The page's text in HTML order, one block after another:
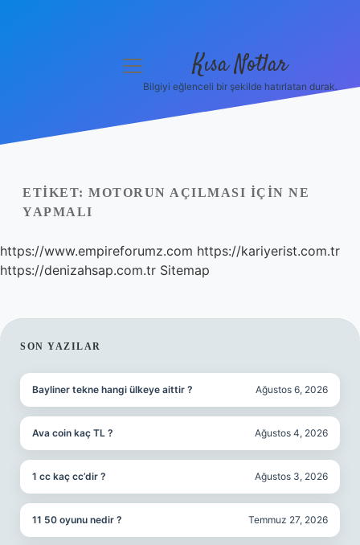
Yasal Uyarı
Hakkımızda
menüyü
Kısa Notlar
Bilgiyi eğlenceli bir şekilde hatırlatan durak.
ETIKET: MOTORUN AÇILMASI IÇIN NE
YAPMALI
https://www.empireforumz.com https://kariyerist.com.tr
https://denizahsap.com.tr Sitemap
SIDEBAR
SON YAZILAR
Bayliner tekne hangi ülkeye aittir ? Ağustos 6, 2026
Ava coin kaç TL ? Ağustos 4, 2026
1 cc kaç cc’dir ? Ağustos 3, 2026
11 50 oyunu nedir ? Temmuz 27, 2026